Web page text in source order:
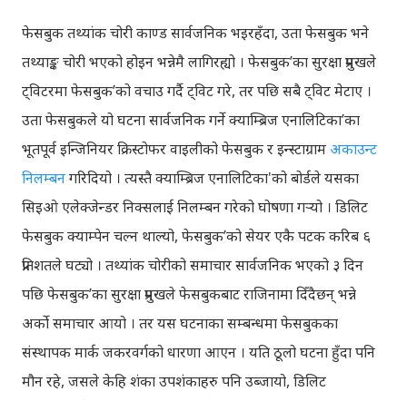
फेसबुक तथ्यांक चोरी काण्ड सार्वजनिक भइरहँदा, उता फेसबुक भने
तथ्याङ्क चोरी भएको होइन भन्नेमै लागिरह्यो । फेसबुक’का सुरक्षा प्रमुखले
ट्विटरमा फेसबुक’को वचाउ गर्दै ट्विट गरे, तर पछि सबै ट्विट मेटाए ।
उता फेसबुकले यो घटना सार्वजनिक गर्ने क्याम्ब्रिज एनालिटिका’का
भूतपूर्व इन्जिनियर क्रिस्टोफर वाइलीको फेसबुक र इन्स्टाग्राम अकाउन्ट
निलम्बनगरिदियो । त्यस्तै क्याम्ब्रिज एनालिटिका'को बोर्डले यसका
सिइओ एलेक्जेन्डर निक्सलाई निलम्बन गरेको घोषणा गर्‍यो । डिलिट
फेसबुक क्याम्पेन चल्न थाल्यो, फेसबुक’को सेयर एकै पटक करिब ६
प्रतिशतले घट्यो । तथ्यांक चोरीको समाचार सार्वजनिक भएको ३ दिन
पछि फेसबुक’का सुरक्षा प्रमुखले फेसबुकबाट राजिनामा दिँदैछन् भन्ने
अर्को समाचार आयो । तर यस घटनाका सम्बन्धमा फेसबुकका
संस्थापक मार्क जकरवर्गको धारणा आएन । यति ठूलो घटना हुँदा पनि
मौन रहे, जसले केहि शंका उपशंकाहरु पनि उब्जायो, डिलिट